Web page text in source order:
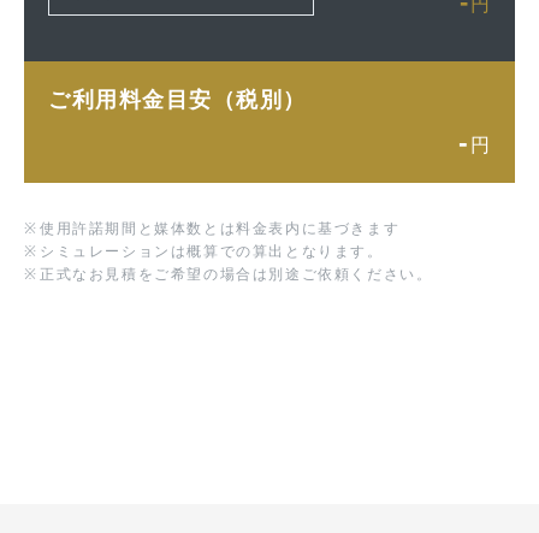
円
ご利用料金目安（税別）
- 円
※ 使用許諾期間と媒体数とは料金表内に基づきます
※ シミュレーションは概算での算出となります。
※ 正式なお見積をご希望の場合は別途ご依頼ください。